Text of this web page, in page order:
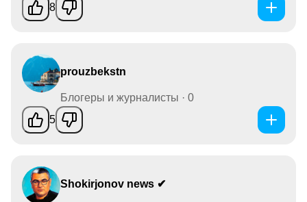
8
prouzbekstn
Блогеры и журналисты · 0
5
Shokirjonov news ✔